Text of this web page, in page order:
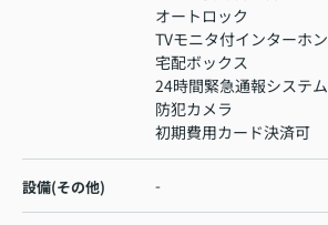
オートロック
TVモニタ付インターホン
宅配ボックス
24時間緊急通報システム
防犯カメラ
初期費用カード決済可
設備(その他) -